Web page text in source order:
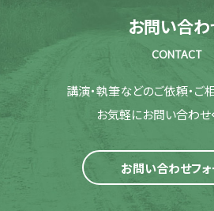
お問い合わ
CONTACT
講演・執筆などのご依頼・ご
お気軽にお問い合わせ
お問い合わせフォ